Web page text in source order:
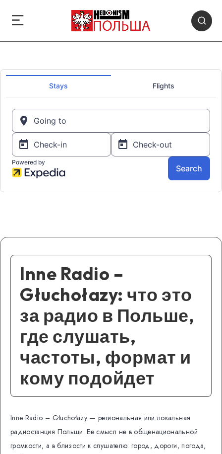
Inne Radio –
Głuchołazy: что это
за радио в Польше,
где слушать,
частоты, формат и
кому подойдет
Inne Radio – Głuchołazy — региональная или локальная
радиостанция Польши. Ее смысл не в общенациональной
громкости, а в близости к слушателю: город, дороги, погода,